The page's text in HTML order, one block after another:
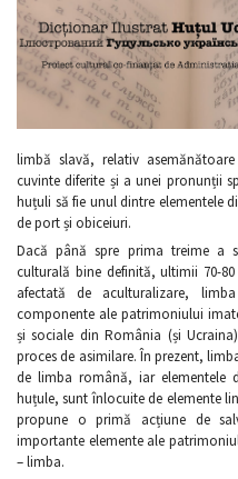
limbă slavă, relativ
cuvinte diferite și a unei pronunții
huțuli să fie unul dintre elementele
de port și obiceiuri.
Dacă până spre prima treime a
culturală bine definită, ultimii 70-
afectată de aculturalizare,
componente ale patrimoniului
și sociale din România (și
proces de asimilare. În prezent,
de limba română, iar elementele
huțule, sunt înlocuite de elemente
propune o primă acțiune de
importante elemente ale
– limba.